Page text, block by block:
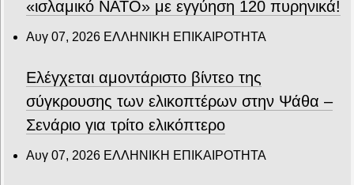
«ισλαμικό ΝΑΤΟ» με εγγύηση 120 πυρηνικά!
Αυγ 07, 2026 ΕΛΛΗΝΙΚΗ ΕΠΙΚΑΙΡΟΤΗΤΑ
Ελέγχεται αμοντάριστο βίντεο της
σύγκρουσης των ελικοπτέρων στην Ψάθα –
Σενάριο για τρίτο ελικόπτερο
Αυγ 07, 2026 ΕΛΛΗΝΙΚΗ ΕΠΙΚΑΙΡΟΤΗΤΑ